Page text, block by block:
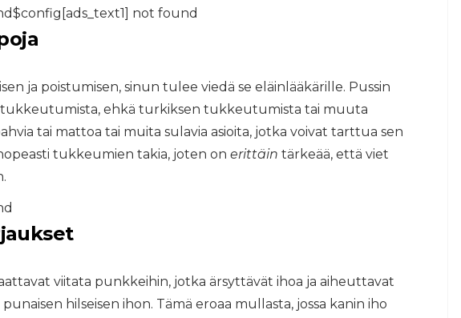
not found
ja poistumisen, sinun tulee viedä se eläinlääkärille. Pussin
ehkä turkiksen tukkeutumista tai muuta
tai mattoa tai muita sulavia asioita, jotka voivat tarttua sen
tukkeumien takia, joten on erittäin tärkeää, että viet
viitata punkkeihin, jotka ärsyttävät ihoa ja aiheuttavat
hilseisen ihon. Tämä eroaa mullasta, jossa kanin iho